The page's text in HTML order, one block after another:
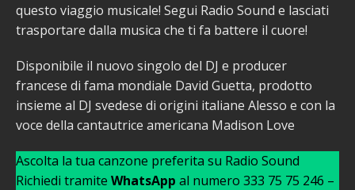
questo viaggio musicale! Segui Radio Sound e lasciati
trasportare dalla musica che ti fa battere il cuore!
Disponibile il nuovo singolo del DJ e producer
francese di fama mondiale David Guetta, prodotto
insieme al DJ svedese di origini italiane Alesso e con la
voce della cantautrice americana Madison Love
Ascolta la tua canzone preferita su Radio Sound
Richiedi tramite WhatsApp al numero 333 75 75 246 –